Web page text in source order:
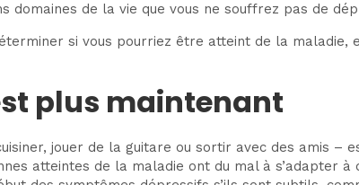
de la vie que vous ne souffrez pas de
si vous pourriez être atteint de la maladie,
plus maintenant
jouer de la guitare ou sortir avec des amis –
atteintes de la maladie ont du mal à s’adapter à